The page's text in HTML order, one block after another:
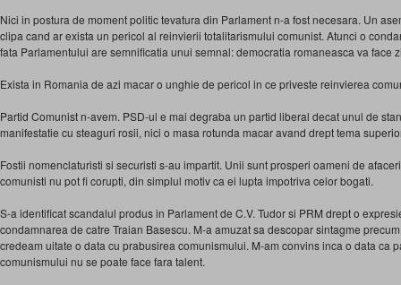
Nici in postura de moment politic tevatura din Parlament n-a fost necesara. Un
clipa cand ar exista un pericol al reinvierii totalitarismului comunist. Atunci o
fata Parlamentului are semnificatia unui semnal: democratia romaneasca va face
Exista in Romania de azi macar o unghie de pericol in ce priveste reinvierea
Partid Comunist n-avem. PSD-ul e mai degraba un partid liberal decat unul de
manifestatie cu steaguri rosii, nici o masa rotunda macar avand drept tema
Fostii nomenclaturisti si securisti s-au impartit. Unii sunt prosperi oameni de
comunisti nu pot fi corupti, din simplul motiv ca ei lupta impotriva celor bogati.
S-a identificat scandalul produs in Parlament de C.V. Tudor si PRM drept o
condamnarea de catre Traian Basescu. M-a amuzat sa descopar sintagme
credeam uitate o data cu prabusirea comunismului. M-am convins inca o data ca
comunismului nu se poate face fara talent.